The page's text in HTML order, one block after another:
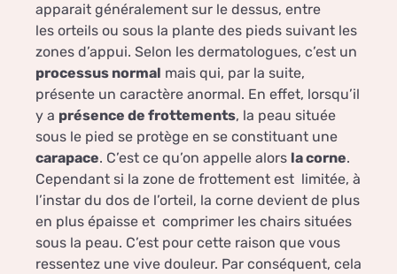
apparait généralement sur le dessus, entre
les orteils ou sous la plante des pieds suivant les
zones d’appui. Selon les dermatologues, c’est un
processus normal mais qui, par la suite,
présente un caractère anormal. En effet, lorsqu’il
y a présence de frottements, la peau située
sous le pied se protège en se constituant une
carapace. C’est ce qu’on appelle alors la corne.
Cependant si la zone de frottement est limitée, à
l’instar du dos de l’orteil, la corne devient de plus
en plus épaisse et comprimer les chairs situées
sous la peau. C’est pour cette raison que vous
ressentez une vive douleur. Par conséquent, cela